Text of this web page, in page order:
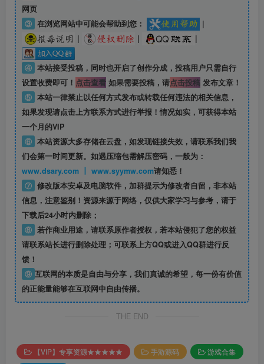
网页
③ 在浏览网站中可能会帮助到您：
|
|
| |
④ 本站接受投稿，同时也开启了创作分成，投稿用户只需自行
设置收费即可！ 点击查看如果需要投稿，请点击投稿发布文章！
⑤ 本站一律禁止以任何方式发布或转载任何违法的相关信息，
如果发现请点击上方联系方式进行举报！情况如实，可获得本站
一个月的VIP
⑥ 本站资源大多存储在云盘，如发现链接失效，请联系我们我
们会第一时间更新。如遇压缩包需解压密码，一般为：
www.dsary.com 丨 www.syymw.com请知悉！
⑦ 修改版本安卓及电脑软件，加群提示为修改者自留， 非本站
信息，注意鉴别！资源来源于网络，仅供大家学习与参考，请于
下载后24小时内删除；
⑧ 若作商业用途，请联系原作者授权，若本站侵犯了您的权益
请联系站长进行删除处理；可联系上方QQ或进入QQ群进行反
馈！
⑨ 互联网的本质是自由与分享，我们真诚的希望，每一份有价值
的正能量能够在互联网中自由传播。
THE END
【VIP】专享资源★★★★★ 手游源码
游戏合集